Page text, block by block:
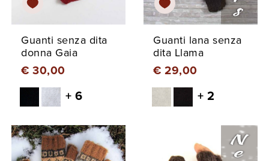
Guanti senza dita
donna Gaia
€ 30,00
+ 6
Guanti lana senza
dita Llama
€ 29,00
+ 2